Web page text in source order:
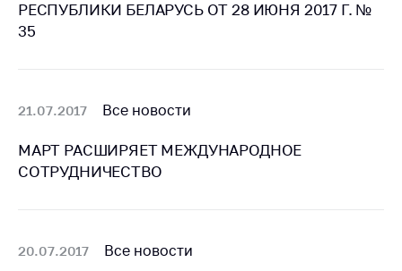
Маркировка
Упрощение условий
ведения бизнеса
распространения
РЕСПУБЛИКИ БЕЛАРУСЬ ОТ 28 ИЮНЯ 2017 Г. №
35
21.07.2017 Все новости
МАРТ РАСШИРЯЕТ МЕЖДУНАРОДНОЕ
СОТРУДНИЧЕСТВО
20.07.2017 Все новости